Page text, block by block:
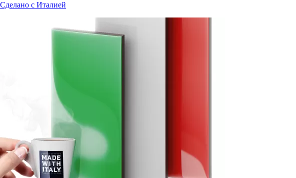
Сделано с Италией